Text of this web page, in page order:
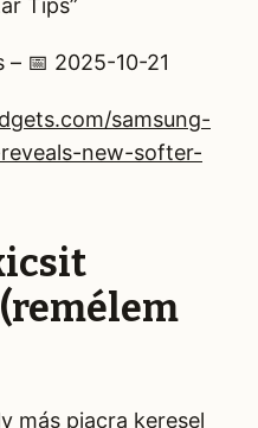
📅 2025-10-21
samsung-
new-softer-
más piacra keresel